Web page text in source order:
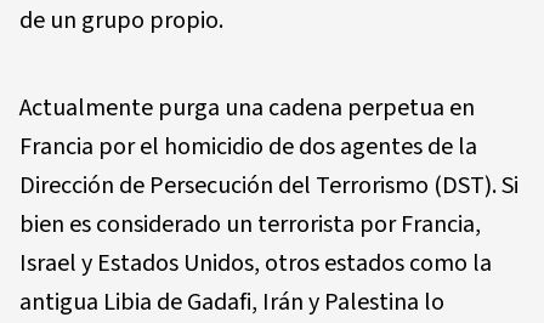
de un grupo propio.
Actualmente purga una cadena perpetua en
Francia por el homicidio de dos agentes de la
Dirección de Persecución del Terrorismo (DST). Si
bien es considerado un terrorista por Francia,
Israel y Estados Unidos, otros estados como la
antigua Libia de Gadafi, Irán y Palestina lo